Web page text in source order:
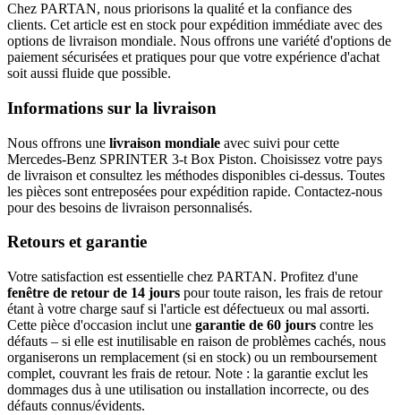
Chez PARTAN, nous priorisons la qualité et la confiance des
clients. Cet article est en stock pour expédition immédiate avec des
options de livraison mondiale. Nous offrons une variété d'options de
paiement sécurisées et pratiques pour que votre expérience d'achat
soit aussi fluide que possible.
Informations sur la livraison
Nous offrons une livraison mondiale avec suivi pour cette
Mercedes-Benz SPRINTER 3-t Box Piston. Choisissez votre pays
de livraison et consultez les méthodes disponibles ci-dessus. Toutes
les pièces sont entreposées pour expédition rapide. Contactez-nous
pour des besoins de livraison personnalisés.
Retours et garantie
Votre satisfaction est essentielle chez PARTAN. Profitez d'une
fenêtre de retour de 14 jours pour toute raison, les frais de retour
étant à votre charge sauf si l'article est défectueux ou mal assorti.
Cette pièce d'occasion inclut une garantie de 60 jours contre les
défauts – si elle est inutilisable en raison de problèmes cachés, nous
organiserons un remplacement (si en stock) ou un remboursement
complet, couvrant les frais de retour. Note : la garantie exclut les
dommages dus à une utilisation ou installation incorrecte, ou des
défauts connus/évidents.